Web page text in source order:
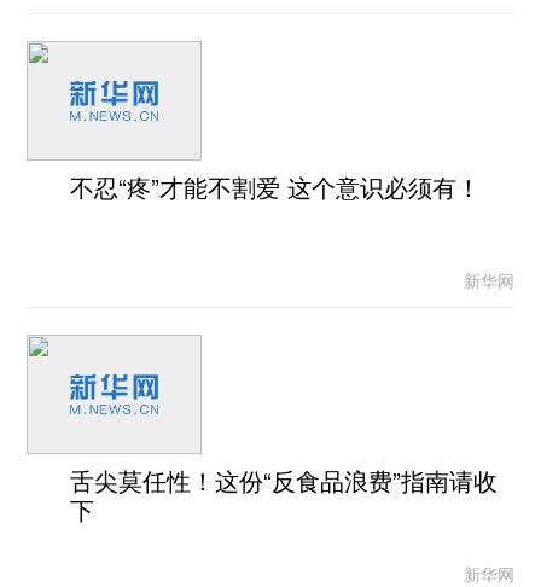
不忍“疼”才能不割爱 这个意识必须有！
新华网
舌尖莫任性！这份“反食品浪费”指南请收
下
新华网